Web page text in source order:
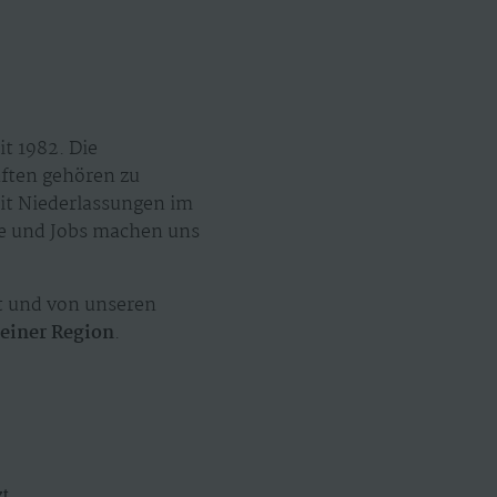
1982. Die
gehören zu
Niederlassungen im
Jobs machen uns
und von unseren
Region.